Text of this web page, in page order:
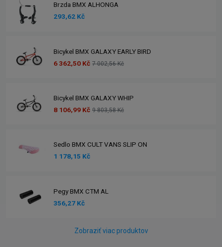
Brzda BMX ALHONGA
293,62 Kč
Bicykel BMX GALAXY EARLY BIRD
6 362,50 Kč 7 002,56 Kč
Bicykel BMX GALAXY WHIP
8 106,99 Kč 9 803,58 Kč
Sedlo BMX CULT VANS SLIP ON
1 178,15 Kč
Pegy BMX CTM AL
356,27 Kč
Zobraziť viac produktov